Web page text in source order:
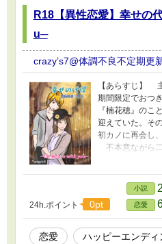
R18【異性恋愛】幸せの
u─
crazy’s7@体調不良不定期更
【あらすじ】
期間限定でおつ
『楠花穂』のこ
迎えていた。そ
初カノに再会し
不本意ながら
も行かなくなっ
の本心に気づい
たものの、奏斗
しまったのだっ
１ 【完結】もう
love you─ ２ 【
not love─
24h.ポイント 0pt
小説
恋愛
恋愛
ハッピーエンディ